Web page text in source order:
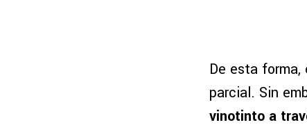
De esta
parcial. Sin
vinotinto a